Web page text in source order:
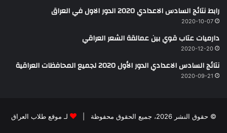
رابط نتائج السادس الاعدادي 2020 الدور الاول في العراق
2020-10-07
دارميات عتاب قوي بين عمالقة الشعر العراقي
2020-12-20
نتائج السادس الاعدادي الدور الأول 2020 لجميع المحافظات العراقية
2020-09-21
© حقوق النشر 2026، جميع الحقوق محفوظة | لـ موقع طلاب العراق